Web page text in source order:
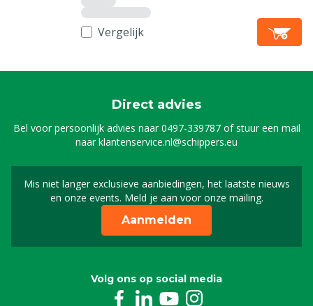
Vergelijk
Direct advies
Bel voor persoonlijk advies naar0497-339787of stuur een mail
naarklantenservice.nl@schippers.eu
Mis niet langer exclusieve aanbiedingen, het laatste nieuws
en onze events. Meld je aan voor onze mailing.
Schrijf je in voor onze
Aanmelden
Volg ons op social media